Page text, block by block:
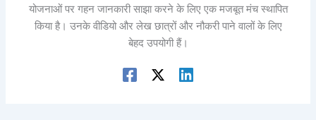
योजनाओं पर गहन जानकारी साझा करने के लिए एक मजबूत मंच स्थापित
किया है। उनके वीडियो और लेख छात्रों और नौकरी पाने वालों के लिए
बेहद उपयोगी हैं।